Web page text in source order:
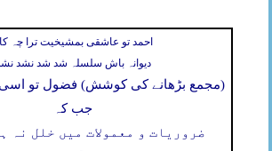
احمد تو عاشقی بمشیخیت ترا چہ
دیوانہ باش سلسلہ شد شد نشد
(مجمع بڑھانے کی کوشش) فضول تو
جب کہ
ضروریات و معمولات میں خلل نہ